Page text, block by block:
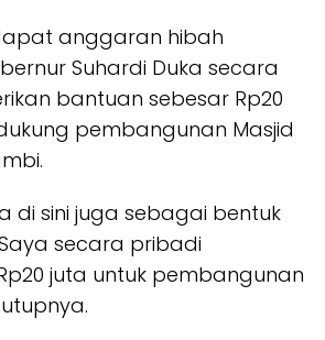
anggaran hibah
Suhardi Duka secara
bantuan sebesar Rp20
pembangunan Masjid
di sini juga sebagai bentuk
secara pribadi
juta untuk pembangunan